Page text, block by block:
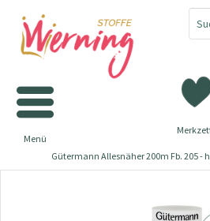
Menü
Gütermann Allesnäher 200m Fb. 205 -